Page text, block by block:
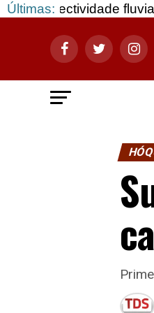
Últimas:fluvial do rio Erges